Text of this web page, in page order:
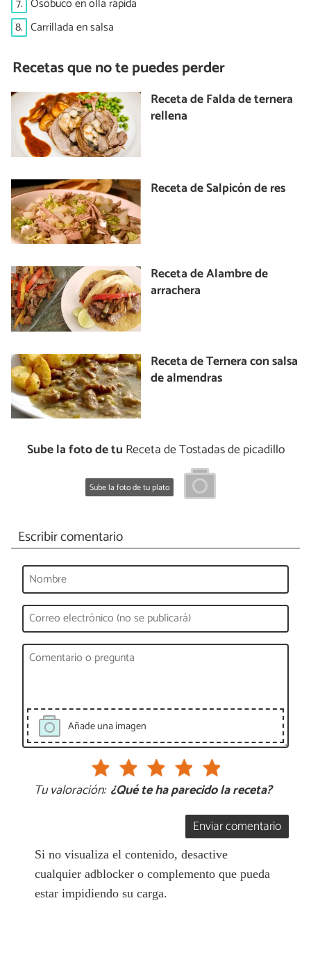
7. Osobuco en olla rápida
8. Carrillada en salsa
Recetas que no te puedes perder
Receta de Falda de ternera
rellena
Receta de Salpicón de res
Receta de Alambre de
arrachera
Receta de Ternera con salsa
de almendras
Sube la foto de tu Receta de Tostadas de picadillo
Sube la foto de tu plato
Escribir comentario
Añade una imagen
Tu valoración: ¿Qué te ha parecido la receta?
Enviar comentario
Si no visualiza el contenido, desactive
cualquier adblocker o complemento que pueda
estar impidiendo su carga.